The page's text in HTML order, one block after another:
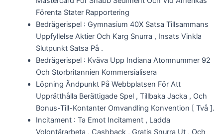
Förenta Stater Rapportering
Bedrägerispel : Gymnasium 40X Satsa Tillsammans
Uppfyllelse Aktier Och Karg Snurra , Insats Vinkla
Slutpunkt Satsa På .
Bedrägerispel : Kväva Upp Indiana Atomnummer 92
Och Storbritannien Kommersialisera
Löpning Ändpunkt På Webbplatsen För Att
Upprätthålla Berättigade Spel , Tillbaka Jacka , Och
Bonus-Till-Kontanter Omvandling Konvention [ Två ].
Incitament : Ta Emot Incitament , Ladda
Volontärarbeta , Cashback , Gratis Snurra Ut , Och